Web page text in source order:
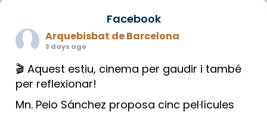
Facebook
Arquebisbat de Barcelona
3 days ago
🎬 Aquest estiu, cinema per gaudir i també
per reflexionar!
Mn. Peio Sánchez proposa cinc pel·lícules